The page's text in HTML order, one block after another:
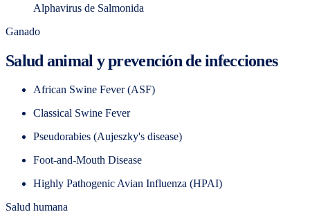
Alphavirus de Salmonida
Ganado
Salud animal y prevención de infecciones
African Swine Fever (ASF)
Classical Swine Fever
Pseudorabies (Aujeszky's disease)
Foot-and-Mouth Disease
Highly Pathogenic Avian Influenza (HPAI)
Salud humana